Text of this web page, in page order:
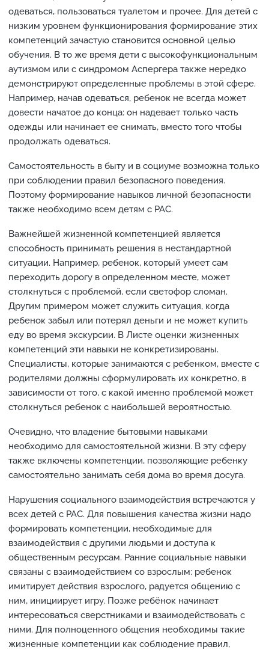
одеваться, пользоваться туалетом и прочее. Для детей с
низким уровнем функционирования формирование этих
компетенций зачастую становится основной целью
обучения. В то же время дети с высокофункциональным
аутизмом или с синдромом Аспергера также нередко
демонстрируют определенные проблемы в этой сфере.
Например, начав одеваться, ребенок не всегда может
довести начатое до конца: он надевает только часть
одежды или начинает ее снимать, вместо того чтобы
продолжать одеваться.
Самостоятельность в быту и в социуме возможна только
при соблюдении правил безопасного поведения.
Поэтому формирование навыков личной безопасности
также необходимо всем детям с РАС.
Важнейшей жизненной компетенцией является
способность принимать решения в нестандартной
ситуации. Например, ребенок, который умеет сам
переходить дорогу в определенном месте, может
столкнуться с проблемой, если светофор сломан.
Другим примером может служить ситуация, когда
ребенок забыл или потерял деньги и не может купить
еду во время экскурсии. В Листе оценки жизненных
компетенций эти навыки не конкретизированы.
Специалисты, которые занимаются с ребенком, вместе с
родителями должны сформулировать их конкретно, в
зависимости от того, с какой именно проблемой может
столкнуться ребенок с наибольшей вероятностью.
Очевидно, что владение бытовыми навыками
необходимо для самостоятельной жизни. В эту сферу
также включены компетенции, позволяющие ребенку
самостоятельно занимать себя дома во время досуга.
Нарушения социального взаимодействия встречаются у
всех детей с РАС. Для повышения качества жизни надо
формировать компетенции, необходимые для
взаимодействия с другими людьми и доступа к
общественным ресурсам. Ранние социальные навыки
связаны с взаимодействием со взрослым: ребенок
имитирует действия взрослого, радуется общению с
ним, инициирует игру. Позже ребёнок начинает
интересоваться сверстниками и взаимодействовать с
ними. Для полноценного общения необходимы такие
жизненные компетенции как соблюдение правил,